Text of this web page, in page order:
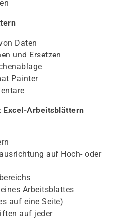
Daten
und Ersetzen
Painter
Excel-Arbeitsblättern
auf Hoch- oder
Arbeitsblattes
auf eine Seite)
auf jeder